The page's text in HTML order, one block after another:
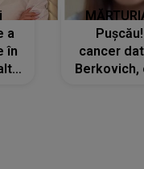
a
în
cancer
Berkovich,